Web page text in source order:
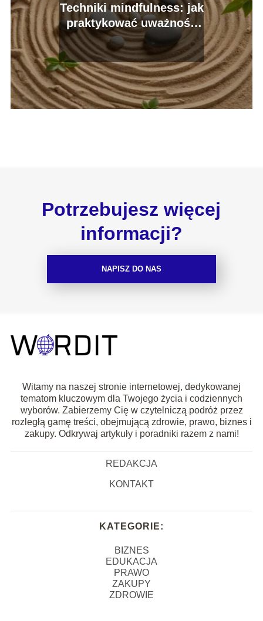
Techniki mindfulness: jak
praktykować uważność
każdego dnia
Potrzebujesz więcej
informacji?
NAPISZ DO NAS
Witamy na naszej stronie internetowej, dedykowanej
tematom kluczowym dla Twojego życia i codziennych
wyborów. Zabierzemy Cię w czytelniczą podróż przez
rozległą gamę treści, obejmującą zdrowie, prawo, biznes i
zakupy. Odkrywaj artykuły i poradniki razem z nami!
REDAKCJA
KONTAKT
KATEGORIE:
BIZNES
EDUKACJA
PRAWO
ZAKUPY
ZDROWIE